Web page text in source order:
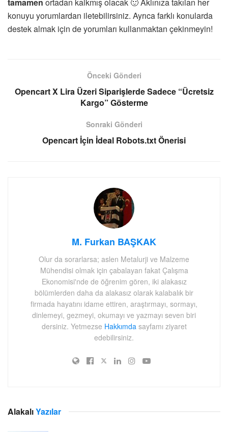
konuyu yorumlardan iletebilirsiniz. Ayrıca farklı konularda
destek almak için de yorumları kullanmaktan çekinmeyin!
Önceki Gönderi
Opencart X Lira Üzeri Siparişlerde Sadece “Ücretsiz
Kargo” Gösterme
Sonraki Gönderi
Opencart İçin İdeal Robots.txt Önerisi
M. Furkan BAŞKAK
Olur da sorarlarsa; aslen Metalurji ve Malzeme
Mühendisi olmak için çabalayan fakat Çalışma
Ekonomisi'nde de öğrenim gören, iki alakasız
bölümlerden daha da alakasız olarak kalabalık bir
firmada hayatını idame ettiren, araştırmayı, sormayı,
dinlemeyi, gezmeyi, okumayı ve yazmayı seven biri
dersiniz. Yetmezse Hakkımda sayfamı ziyaret
edebilirsiniz.
AlakalıYazılar